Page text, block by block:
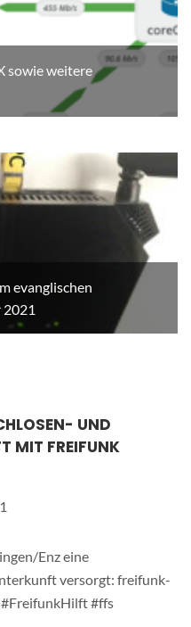
sowie weitere
evanglischen
2021
UND
MIT FREIFUNK
Enz eine
versorgt: freifunk-
#ffs